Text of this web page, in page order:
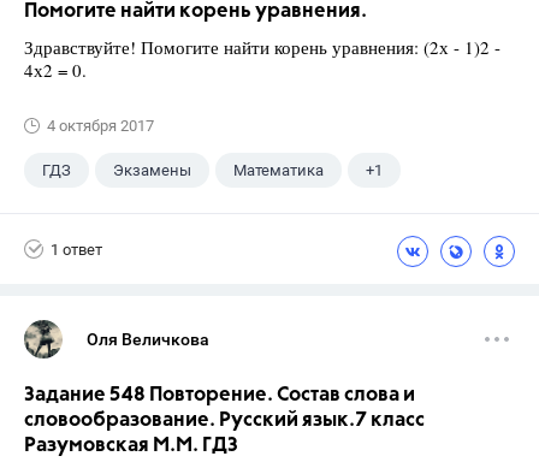
Помогите найти корень уравнения.
Здравствуйте! Помогите найти корень уравнения: (2х - 1)2 -
4х2 = 0.
4 октября 2017
ГДЗ Экзамены Математика +1
1 ответ
Оля Величкова
Задание 548 Повторение. Состав слова и
словообразование. Русский язык.7 класс
Разумовская М.М. ГДЗ